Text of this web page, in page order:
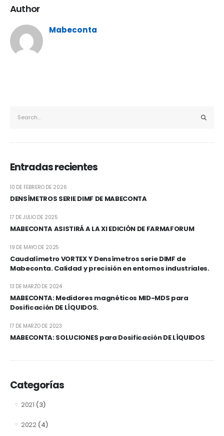
Author
Mabeconta
Entradas recientes
DENSÍMETROS SERIE DIMF DE MABECONTA
10 DE FEBRERO DE 2026
MABECONTA ASISTIRÁ A LA XI EDICIÓN DE FARMAFORUM
17 DE JULIO DE 2025
Caudalímetro VORTEX Y Densímetros serie DIMF de
Mabeconta. Calidad y precisión en entornos industriales.
19 DE MAYO DE 2025
MABECONTA: Medidores magnéticos MID-MDS para
Dosificación DE LÍQUIDOS.
13 DE MARZO DE 2024
MABECONTA: SOLUCIONES para Dosificación DE LÍQUIDOS
17 DE MARZO DE 2023
Categorías
2021 (3)
2022(4)